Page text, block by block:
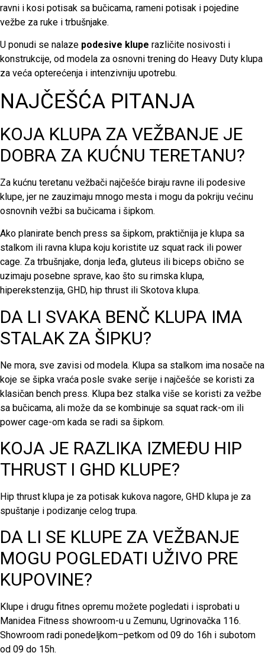
ravni i kosi potisak sa bučicama, rameni potisak i pojedine
vežbe za ruke i trbušnjake.
U ponudi se nalaze podesive klupe različite nosivosti i
konstrukcije, od modela za osnovni trening do Heavy Duty klupa
za veća opterećenja i intenzivniju upotrebu.
NAJČEŠĆA PITANJA
KOJA KLUPA ZA VEŽBANJE JE
DOBRA ZA KUĆNU TERETANU?
Za kućnu teretanu vežbači najčešće biraju ravne ili podesive
klupe, jer ne zauzimaju mnogo mesta i mogu da pokriju većinu
osnovnih vežbi sa bučicama i šipkom.
Ako planirate bench press sa šipkom, praktičnija je klupa sa
stalkom ili ravna klupa koju koristite uz squat rack ili power
cage. Za trbušnjake, donja leđa, gluteus ili biceps obično se
uzimaju posebne sprave, kao što su rimska klupa,
hiperekstenzija, GHD, hip thrust ili Skotova klupa.
DA LI SVAKA BENČ KLUPA IMA
STALAK ZA ŠIPKU?
Ne mora, sve zavisi od modela. Klupa sa stalkom ima nosače na
koje se šipka vraća posle svake serije i najčešće se koristi za
klasičan bench press. Klupa bez stalka više se koristi za vežbe
sa bučicama, ali može da se kombinuje sa squat rack-om ili
power cage-om kada se radi sa šipkom.
KOJA JE RAZLIKA IZMEĐU HIP
THRUST I GHD KLUPE?
Hip thrust klupa je za potisak kukova nagore, GHD klupa je za
spuštanje i podizanje celog trupa.
DA LI SE KLUPE ZA VEŽBANJE
MOGU POGLEDATI UŽIVO PRE
KUPOVINE?
Klupe i drugu fitnes opremu možete pogledati i isprobati u
Manidea Fitness showroom-u u Zemunu, Ugrinovačka 116.
Showroom radi ponedeljkom–petkom od 09 do 16h i subotom
od 09 do 15h.